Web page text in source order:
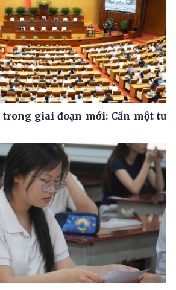
giai đoạn mới: Cần một tư